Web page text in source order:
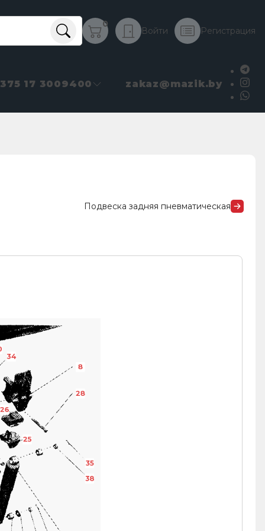
0
Войти Регистрация
17 3009400 zakaz@mazik.by
Подвеска задняя пневматическая
25
26
28
34
35
38
8